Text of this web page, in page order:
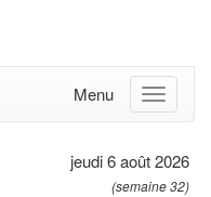
Menu
jeudi 6 août 2026
(semaine 32)